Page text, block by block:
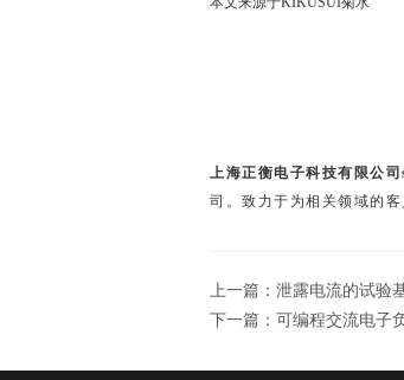
上海正衡电子科技有限公
司。致力于为相关领域的
上一篇： 泄露电流的试验
下一篇： 可编程交流电子